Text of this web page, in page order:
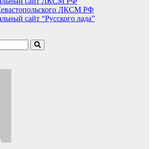
ЛКСМ РФ
сайт “Русского лада”